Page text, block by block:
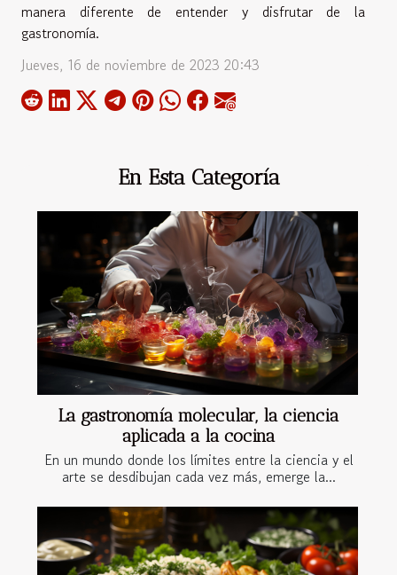
manera diferente de entender y disfrutar de la
gastronomía.
Jueves, 16 de noviembre de 2023 20:43
En Esta Categoría
La gastronomía molecular, la ciencia
aplicada a la cocina
En un mundo donde los límites entre la ciencia y el
arte se desdibujan cada vez más, emerge la...